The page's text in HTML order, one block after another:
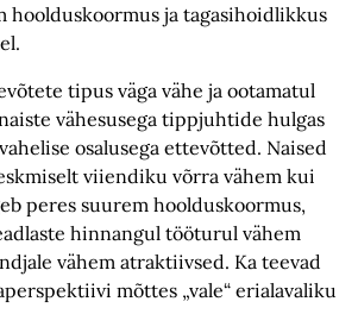
hoolduskoormus ja tagasihoidlikkus
tipus väga vähe ja ootamatul
vähesusega tippjuhtide hulgas
osalusega ettevõtted. Naised
viiendiku võrra vähem kui
peres suurem hoolduskoormus,
hinnangul tööturul vähem
vähem atraktiivsed. Ka teevad
mõttes „vale“ erialavaliku